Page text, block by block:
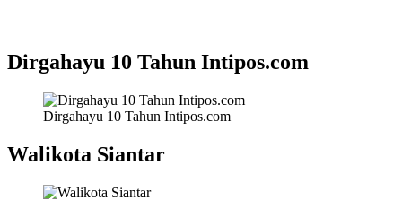
Dirgahayu 10 Tahun Intipos.com
Dirgahayu 10 Tahun Intipos.com
Walikota Siantar